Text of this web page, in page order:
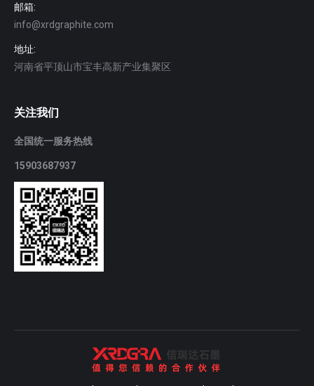
邮箱:
info@xrdgraphite.com
地址:
河南省平顶山市宝丰高新产业集聚区
关注我们
全国统一服务热线
15903687937